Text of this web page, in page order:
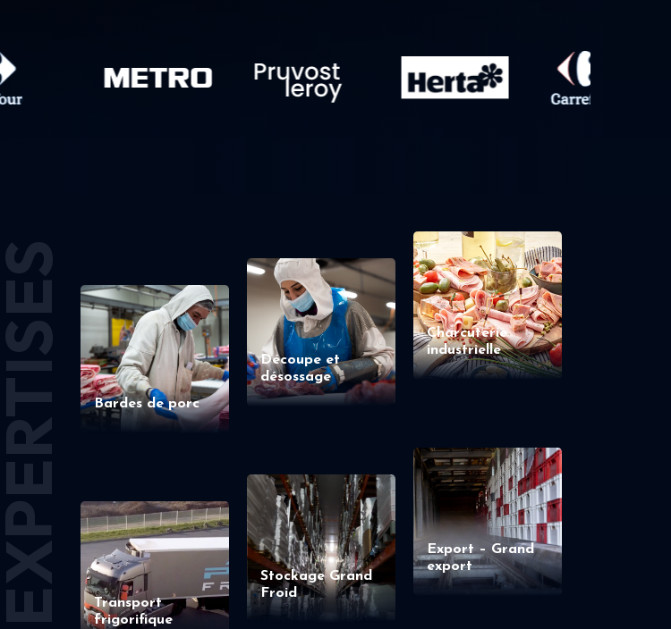
EXPERTISES Bardes de porc
Découpe et
désossage
Charcuterie
industrielle
Transport
frigorifique
Stockage Grand
Froid
Export – Grand
export